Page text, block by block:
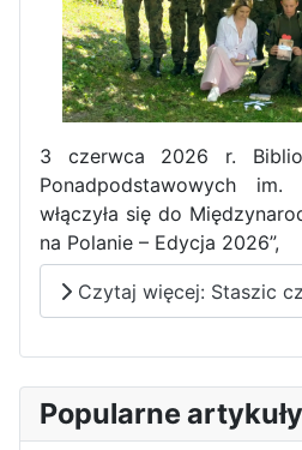
3 czerwca 2026 r.
Ponadpodstawowych im.
włączyła się do
na Polanie – Edycja 2026”,
Czytaj więcej: Staszic
Popularne artykuły